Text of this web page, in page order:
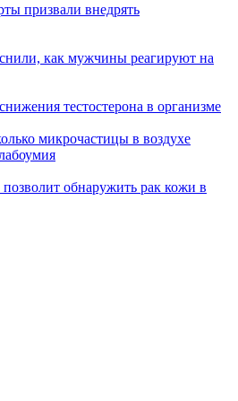
призвали внедрять
как мужчины реагируют на
тестостерона в организме
микрочастицы в воздухе
обнаружить рак кожи в